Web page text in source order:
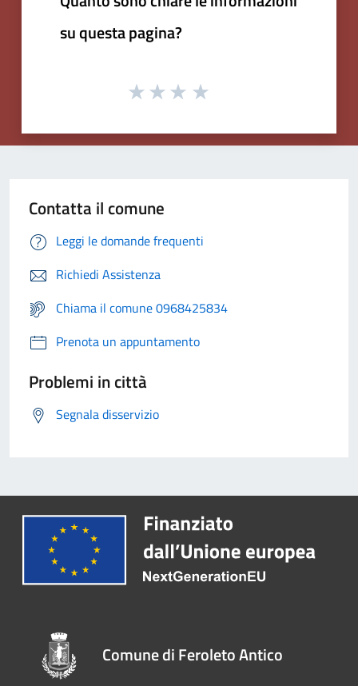
su questa pagina?
Contatta il comune
Leggi le domande frequenti
Richiedi Assistenza
Chiama il comune 0968425834
Prenota un appuntamento
Problemi in città
Segnala disservizio
Comune di Feroleto Antico